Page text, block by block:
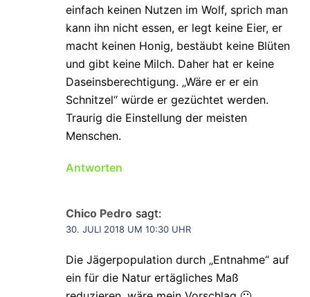
einfach keinen Nutzen im Wolf, sprich man
kann ihn nicht essen, er legt keine Eier, er
macht keinen Honig, bestäubt keine Blüten
und gibt keine Milch. Daher hat er keine
Daseinsberechtigung. „Wäre er er ein
Schnitzel“ würde er gezüchtet werden.
Traurig die Einstellung der meisten
Menschen.
Antworten
Chico Pedro sagt:
30. JULI 2018 UM 10:30 UHR
Die Jägerpopulation durch „Entnahme“ auf
ein für die Natur ertägliches Maß